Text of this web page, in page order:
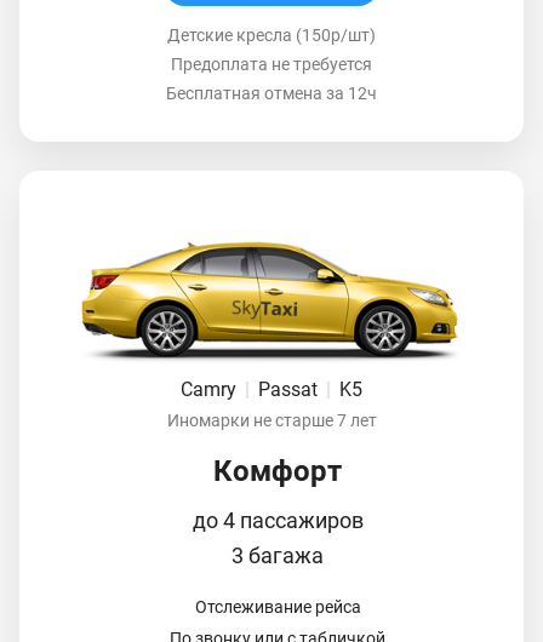
Детские кресла (150р/шт)
Предоплата не требуется
Бесплатная отмена за 12ч
Camry Passat K5
Иномарки не старше 7 лет
Комфорт
до 4 пассажиров
3 багажа
Отслеживание рейса